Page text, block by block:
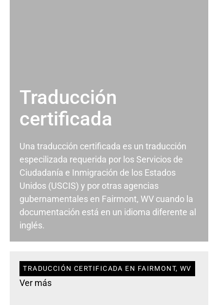
Traducción
certificada
Una traducción certificada es un traducción
especilizada requerida por los Servicios de
Ciudadanía e Inmigración de los Estados
Unidos (USCIS) y por otras agencias
gubernamentales en Fairmont, WV cuando la
documentación está en un idioma diferente al
inglés.
TRADUCCIÓN CERTIFICADA EN FAIRMONT, WV
Ver más